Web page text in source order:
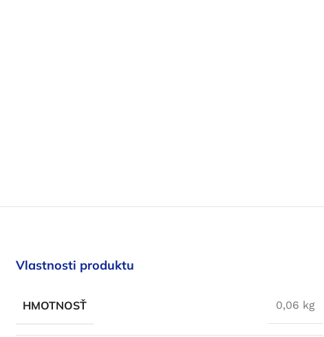
Vlastnosti produktu
HMOTNOSŤ 0,06 kg